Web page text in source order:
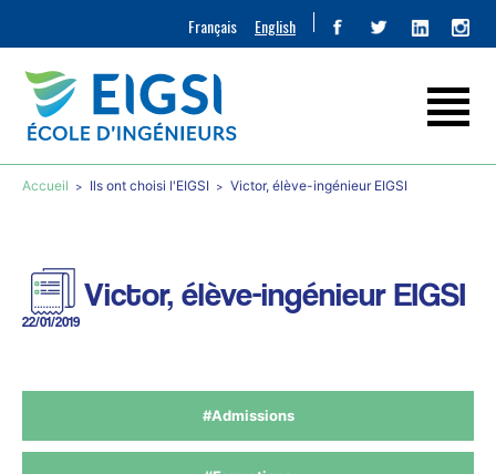
Français English
Accueil Ils ont choisi l'EIGSI Victor, élève-ingénieur EIGSI
Victor, élève-ingénieur EIGSI
22/01/2019
#Admissions